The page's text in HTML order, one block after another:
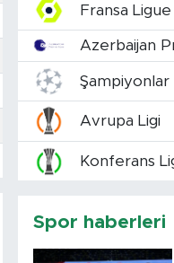
Fransa Ligue
Azerbaijan
Şampiyonlar
Avrupa Ligi
Konferans
Spor haberleri